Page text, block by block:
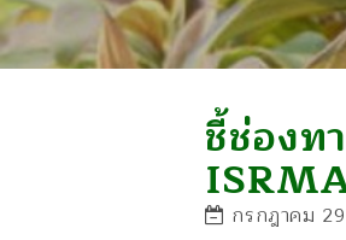
ชี้ช่องท
กรกฎาคม